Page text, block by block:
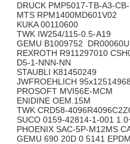
DRUCK PMP5017-TB-A3-
MTS RPM1400MD601V02
KUKA 00110600
TWK IW254/115-0.5-A19
GEMU B1009752
REXROTH R911297010
D5-1-NNN-NN
STAUBLI K81450249
JWFROEHLICH
PROSOFT MVI56E-MCM
ENIDINE OEM.15M
TWK CRD58-
SUCO 0159-42814-1-001
PHOENIX SAC-5P-M12MS
GEMU 690 20D 0 5141